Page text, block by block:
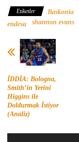
Etiketler Baskonia
endesa
shannon evans
İDDİA: Bologna,
Smith’in Yerini
Higgins ile
Doldurmak İstiyor
(Analiz)